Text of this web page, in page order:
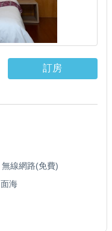
訂房
無線網路(免費)
面海